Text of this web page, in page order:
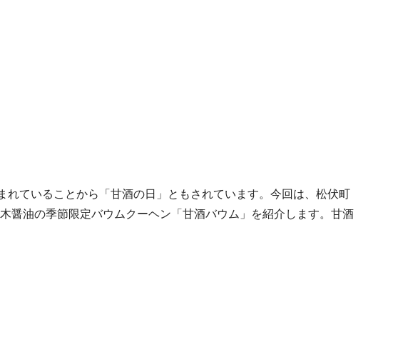
ていることから「甘酒の日」ともされています。今回は、松伏町
醤油の季節限定バウムクーヘン「甘酒バウム」を紹介します。甘酒